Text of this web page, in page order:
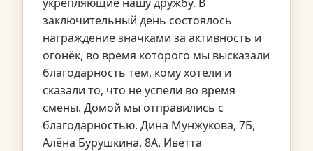
заключительный день состоялось
награждение значками за активность и
огонёк, во время которого мы высказали
благодарность тем, кому хотели и
сказали то, что не успели во время
смены. Домой мы отправились с
благодарностью. Дина Мунжукова, 7Б,
Алёна Бурушкина, 8А, Иветта